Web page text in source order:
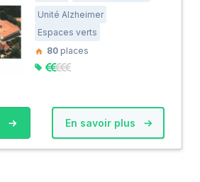
Unité Alzheimer
Espaces verts
80 places
En savoir plus